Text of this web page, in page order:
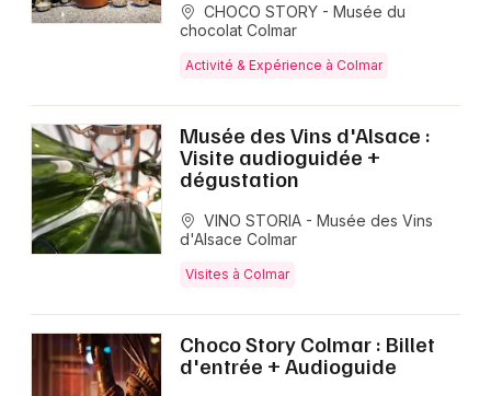
Je m'abonne
CHOCO STORY - Musée du
chocolat Colmar
Activité & Expérience à Colmar
Musée des Vins d'Alsace :
Visite audioguidée +
dégustation
VINO STORIA - Musée des Vins
d'Alsace Colmar
Visites à Colmar
Choco Story Colmar : Billet
d'entrée + Audioguide